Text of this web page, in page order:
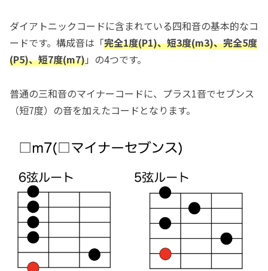
ダイアトニックコードに含まれている四和音の基本的なコ
ードです。構成音は「完全1度(P1)、短3度(m3)、完全5度
(P5)、短7度(m7)」の4つです。
普通の三和音のマイナーコードに、プラス1音でセブンス
（短7度）の音を加えたコードとなります。